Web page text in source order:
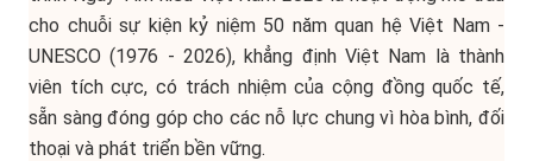
cho chuỗi sự kiện kỷ niệm 50 năm quan hệ Việt Nam -
UNESCO (1976 - 2026), khẳng định Việt Nam là thành
viên tích cực, có trách nhiệm của cộng đồng quốc tế,
sẵn sàng đóng góp cho các nỗ lực chung vì hòa bình, đối
thoại và phát triển bền vững.